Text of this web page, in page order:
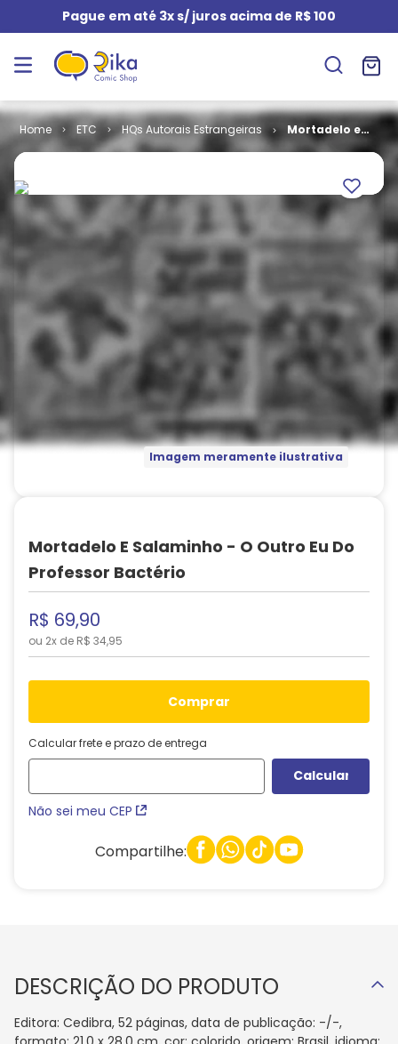
Pague em até 3x s/ juros acima de R$ 100
ETC HQs Autorais Estrangeiras
Mortadelo e
Salaminho - O
Professor
Bactério
Imagem meramente ilustrativa
Mortadelo E Salaminho - O Outro Eu Do
Professor Bactério
R$ 69,90
ou 2x de R$ 34,95
comprar
Calcular frete e prazo de entrega
Não sei meu CEP
Compartilhe:
DESCRIÇÃO DO PRODUTO
Editora: Cedibra, 52 páginas, data de publicação: -/-,